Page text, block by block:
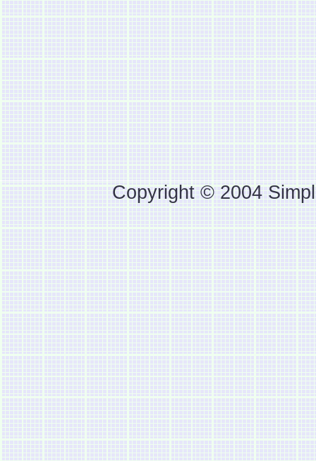
Copyright © 2004